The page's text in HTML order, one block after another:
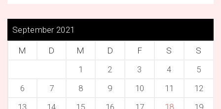
September 2021
M D M D F S
S
1
2 3 4
5
6
7 8 9 10 11
12
13
14 15 16 17 18 19